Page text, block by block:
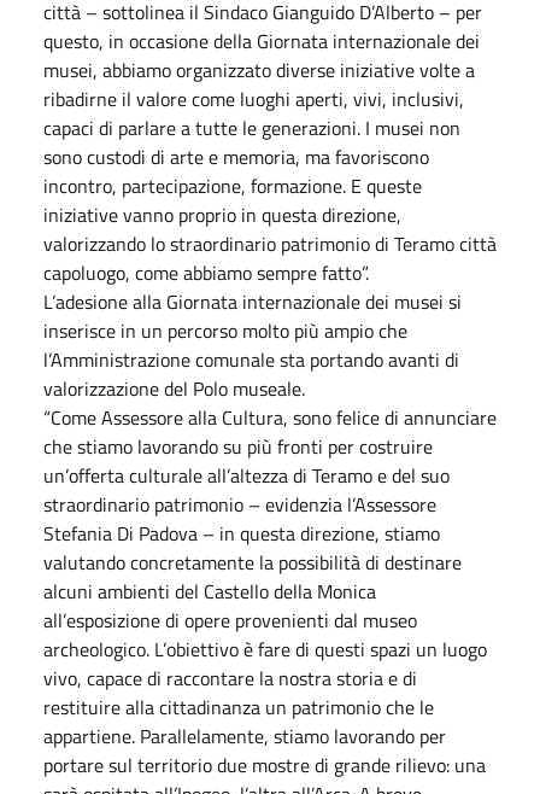
città – sottolinea il Sindaco Gianguido D’Alberto – per
questo, in occasione della Giornata internazionale dei
musei, abbiamo organizzato diverse iniziative volte a
ribadirne il valore come luoghi aperti, vivi, inclusivi,
capaci di parlare a tutte le generazioni. I musei non
sono custodi di arte e memoria, ma favoriscono
incontro, partecipazione, formazione. E queste
iniziative vanno proprio in questa direzione,
valorizzando lo straordinario patrimonio di Teramo città
capoluogo, come abbiamo sempre fatto”.
L’adesione alla Giornata internazionale dei musei si
inserisce in un percorso molto più ampio che
l’Amministrazione comunale sta portando avanti di
valorizzazione del Polo museale.
“Come Assessore alla Cultura, sono felice di annunciare
che stiamo lavorando su più fronti per costruire
un’offerta culturale all’altezza di Teramo e del suo
straordinario patrimonio – evidenzia l’Assessore
Stefania Di Padova – in questa direzione, stiamo
valutando concretamente la possibilità di destinare
alcuni ambienti del Castello della Monica
all’esposizione di opere provenienti dal museo
archeologico. L’obiettivo è fare di questi spazi un luogo
vivo, capace di raccontare la nostra storia e di
restituire alla cittadinanza un patrimonio che le
appartiene. Parallelamente, stiamo lavorando per
portare sul territorio due mostre di grande rilievo: una